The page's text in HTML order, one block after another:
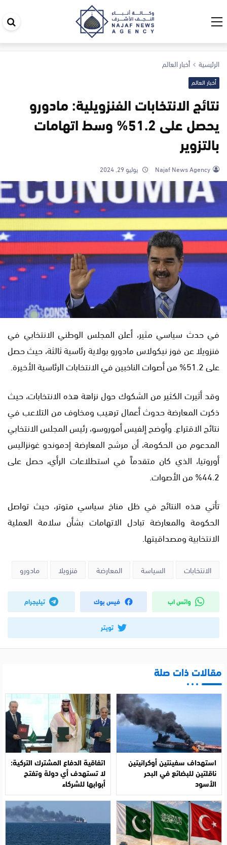
الرئيسية أخبار العالم
أخبار العالم
نتائج الانتخابات الفنزويلية: مادورو
يحصل على 51.2% وسط اتهامات
بالتزوير
Najaf News Agency يوليو 29, 2024
في حدث سياسي مثير، أعلن المجلس الوطني الانتخابي في
فنزويلا عن فوز نيكولاس مادورو بولاية رئاسية ثالثة، حيث حصل
على 51.2% من أصوات الناخبين في الانتخابات الرئاسية الأخيرة.
وقد أثيرت الكثير من الشكوك حول نزاهة هذه الانتخابات، حيث
ذكرت المعارضة حدوث أعمال ترهيب ومخاوف من التلاعب في
نتائج الاقتراع. وأوضح إلفيس أموروسو، رئيس المجلس الانتخابي
المدعوم من الحكومة، أن مرشح المعارضة إدموندو غونزاليس
أوروتيا، الذي كان متقدماً في استطلاعات الرأي، حصل على
44.2% من الأصوات.
تأتي هذه النتائج في ظل مناخ سياسي متوتر، حيث تواصل
الحكومة والمعارضة تبادل الاتهامات بشأن سلامة العملية
الانتخابية ومصداقيتها.
الانتخابات السياسة المعارضة فنزويلا مادورو
واتس اب فيس بوك تيليجرام
تويتر
مقالات ذات صلة
استهداف سفينتين أوكرانيتين
ناقلتين للبضائع في البحر
الأسود
اتفاقية الدفاع المشترك التركية:
لا تستهدف أي دولة وتفتح
أبوابها للشركاء